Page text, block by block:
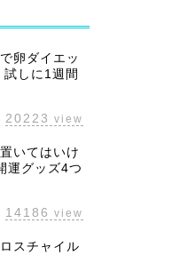
卵ダイエッ
試しに1週間
20223 view
いてはいけ
運グッズ4つ
14186 view
スチャイル